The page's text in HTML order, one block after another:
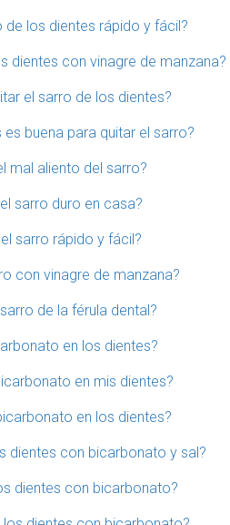
de los dientes rápido y fácil?
dientes con vinagre de manzana?
el sarro de los dientes?
buena para quitar el sarro?
mal aliento del sarro?
sarro duro en casa?
sarro rápido y fácil?
con vinagre de manzana?
de la férula dental?
en los dientes?
en mis dientes?
en los dientes?
dientes con bicarbonato y sal?
dientes con bicarbonato?